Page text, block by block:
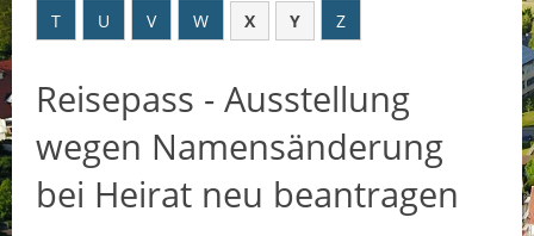
Datenschutz
Datenschutz im
Steueramt
T
U V W X Y Z
Reisepass - Ausstellung
wegen Namensänderung
bei Heirat neu beantragen